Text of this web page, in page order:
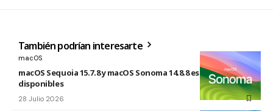
También podrían interesarte
macOS
macOS Sequoia 15.7.8 y macOS Sonoma 14.8.8 están
disponibles
28 Julio 2026